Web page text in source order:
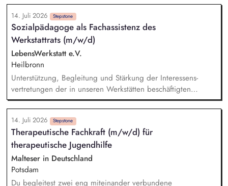
Dienststelle. Als Schulbegleitung: Persönliche und
individuelle, bedarfsgerechte Begleitung der Kinder während
der Teilnahme am Unterricht und während der Pausenzeiten,
enge Zusammenarbeit mit dem PädagogInnen-Team der
Schule und dem Team der Schulbegleitung.
14. Juli 2026 Stepstone
Sozialpädagoge als Fachassistenz des
Werkstattrats (m/w/d)
LebensWerkstatt e.V.
Heilbronn
Unterstützung, Begleitung und Stärkung der Interessens­
vertretungen der in unseren Werks­tätten beschäftigten
Mitarbeiter*innen mit einer geistigen Behinderung bei der
Wahrnehmung ihrer gesetzlichen Beteiligungs­rechte und der
damit verbundenen Willens­bildung. Unterstützung und
Begleitung der Werkstatt­räte bei Besprechungen mit
Werkstatt­leitung, Vorstand, Gremien, Abteilungen, Arbeits­
gruppen und einzelnen Stellen wie z. B.
Angehörigenvertretung, Kommunikations­abteilung, Teilhabe­
management. Planung, Durchführung und Begleitung von
14. Juli 2026 Stepstone
Therapeutische Fachkraft (m/w/d) für
therapeutische Jugendhilfe
Malteser in Deutschland
Potsdam
Du begleitest zwei eng miteinander verbundene